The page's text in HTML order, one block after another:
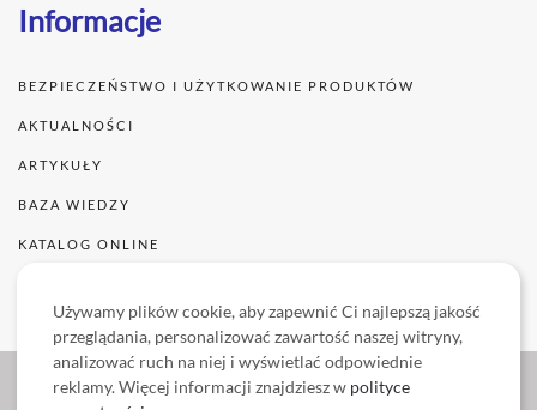
Informacje
BEZPIECZEŃSTWO I UŻYTKOWANIE PRODUKTÓW
AKTUALNOŚCI
ARTYKUŁY
BAZA WIEDZY
KATALOG ONLINE
Używamy plików cookie, aby zapewnić Ci najlepszą jakość
przeglądania, personalizować zawartość naszej witryny,
analizować ruch na niej i wyświetlać odpowiednie
reklamy. Więcej informacji znajdziesz w polityce